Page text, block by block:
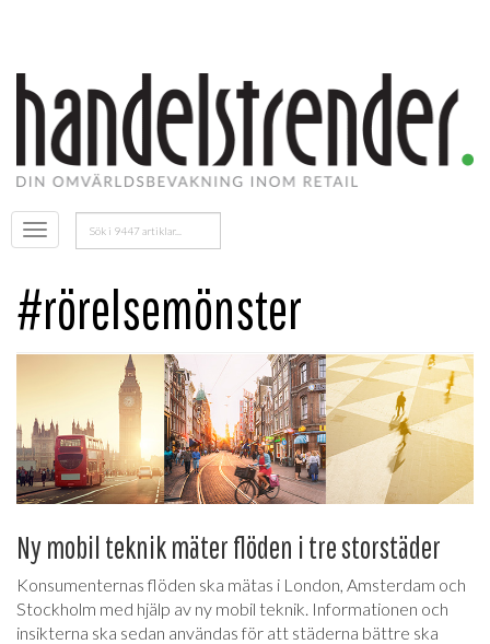
Öppna
menyn
Sök
efter:
#rörelsemönster
Ny mobil teknik mäter flöden i tre storstäder
Konsumenternas flöden ska mätas i London, Amsterdam och
Stockholm med hjälp av ny mobil teknik. Informationen och
insikterna ska sedan användas för att städerna bättre ska